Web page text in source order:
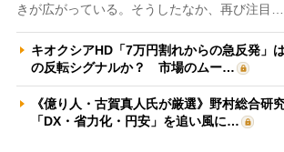
きが広がっている。そうしたなか、再び注目…
キオクシアHD「7万円割れからの急反発」
の反転シグナルか？ 市場のムー…
《億り人・古賀真人氏が厳選》野村総合研
「DX・省力化・円安」を追い風に…